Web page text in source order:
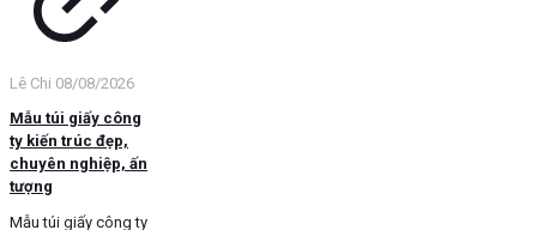
Lê Chi 08/08/2026
Mẫu túi giấy công
ty kiến trúc đẹp,
chuyên nghiệp, ấn
tượng
Mẫu túi giấy công ty